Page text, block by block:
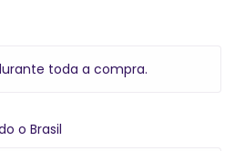
toda a compra.
o Brasil